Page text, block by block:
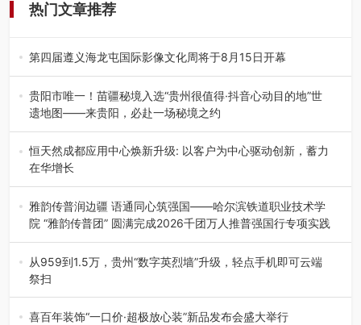
热门文章推荐
第四届遵义海龙屯国际影像文化周将于8月15日开幕
8月7日，第四届遵义海龙屯国际影像文化周媒体通气会在世
界文化遗产地海龙屯核心景区…
贵阳市唯一！苗疆秘境入选“贵州很值得·抖音心动目的地”世
遗地图——来贵阳，必赴一场秘境之约
2026年7月21日，2026年“贵州很值得”暨抖音“心动目的
地”（贵州站）主题…
恒天然成都应用中心焕新升级: 以客户为中心驱动创新，蓄力
在华增长
融合全球研发实力与本土洞察，深化客户共创，赋能西南市
场创新发展 （7月27日，成…
雅韵传普润边疆 语通同心筑强国——哈尔滨铁道职业技术学
院 “雅韵传普团” 圆满完成2026千团万人推普强国行专项实践
为扎实推进2026“千团万人推普强国行”大学生暑期社会实
践，牢牢紧扣 “雅韵传普…
从959到1.5万，贵州“数字英烈墙”升级，轻点手机即可云端
祭扫
八一建军节到来之际，由贵州省退役军人事务厅指导，贵阳
市退役军人事务局联合贵州广电…
喜百年装饰“一口价·超极放心装”新品发布会盛大举行